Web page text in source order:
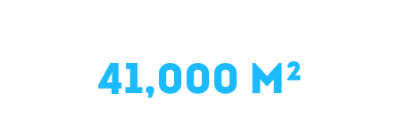
41,000 m²